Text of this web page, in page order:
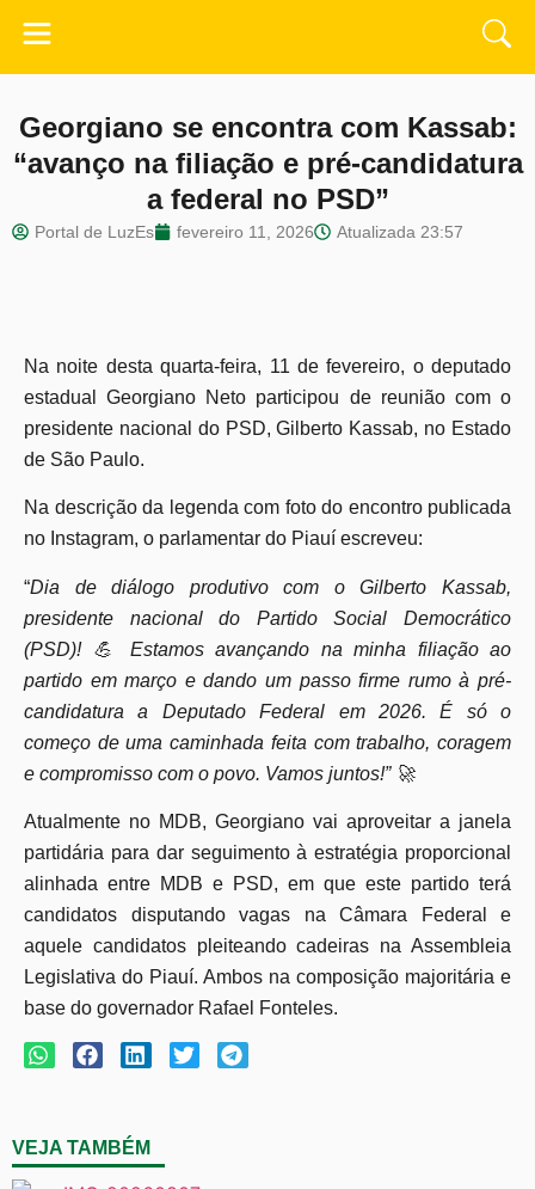
Georgiano se encontra com Kassab:
“avanço na filiação e pré-candidatura
a federal no PSD”
Portal de LuzEs fevereiro 11, 2026 Atualizada 23:57
Na noite desta quarta-feira, 11 de fevereiro, o deputado
estadual Georgiano Neto participou de reunião com o
presidente nacional do PSD, Gilberto Kassab, no Estado
de São Paulo.
Na descrição da legenda com foto do encontro publicada
no Instagram, o parlamentar do Piauí escreveu:
“Dia de diálogo produtivo com o Gilberto Kassab,
presidente nacional do Partido Social Democrático
(PSD)! 💪 Estamos avançando na minha filiação ao
partido em março e dando um passo firme rumo à pré-
candidatura a Deputado Federal em 2026. É só o
começo de uma caminhada feita com trabalho, coragem
e compromisso com o povo. Vamos juntos!” 🚀
Atualmente no MDB, Georgiano vai aproveitar a janela
partidária para dar seguimento à estratégia proporcional
alinhada entre MDB e PSD, em que este partido terá
candidatos disputando vagas na Câmara Federal e
aquele candidatos pleiteando cadeiras na Assembleia
Legislativa do Piauí. Ambos na composição majoritária e
base do governador Rafael Fonteles.
VEJA TAMBÉM